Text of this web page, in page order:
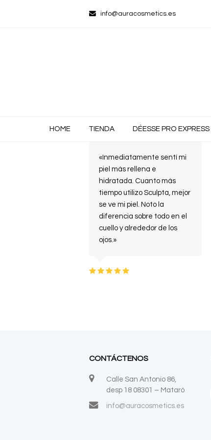
info@auracosmetics.es
HOME TIENDA DÉESSE PRO EXPRESS
«Inmediatamente sentí mi
piel más rellena e
hidratada. Cuanto más
tiempo utilizo Sculpta, mejor
se ve mi piel. Noto la
diferencia sobre todo en el
cuello y alrededor de los
ojos.»
CONTÁCTENOS
Calle San Antonio 86,
desp 18 08301 – Mataró
info@auracosmetics.es